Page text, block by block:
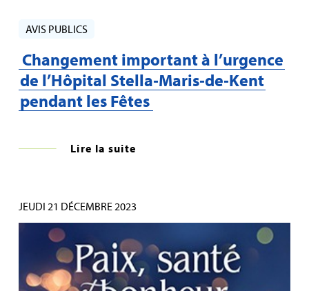
AVIS PUBLICS
Changement important à l’urgence
de l’Hôpital Stella‑Maris‑de‑Kent
pendant les Fêtes
Lire la suite
JEUDI 21 DÉCEMBRE 2023